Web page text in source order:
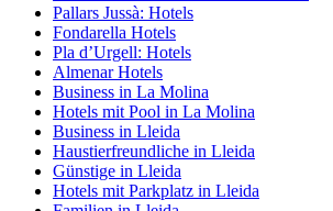
Pallars Jussà: Hotels
Fondarella Hotels
Pla d’Urgell: Hotels
Almenar Hotels
Business in La Molina
Hotels mit Pool in La Molina
Business in Lleida
Haustierfreundliche in Lleida
Günstige in Lleida
Hotels mit Parkplatz in Lleida